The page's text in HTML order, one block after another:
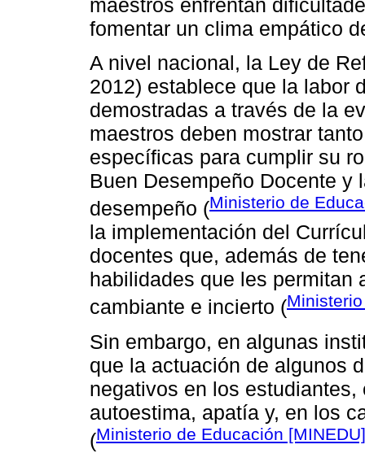
fomentar un clima empático
A nivel nacional, la Ley de
2012) establece que la labor
demostradas a través de la
maestros deben mostrar
específicas para cumplir su
Buen Desempeño Docente y
desempeño (Ministerio de
la implementación del
docentes que, además de
habilidades que les permitan
cambiante e incierto (
Sin embargo, en algunas
que la actuación de algunos
negativos en los
autoestima, apatía y, en los
(Ministerio de Educación